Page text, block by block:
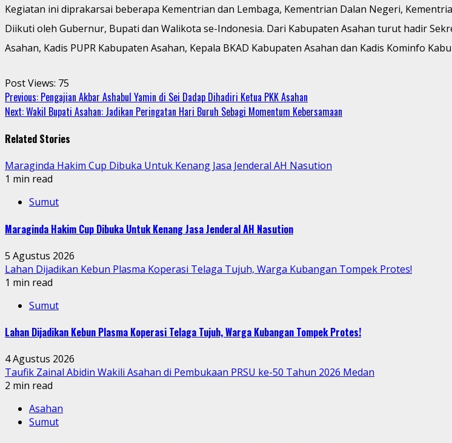
Kegiatan ini diprakarsai beberapa Kementrian dan Lembaga, Kementrian Dalan Negeri,
Diikuti oleh Gubernur, Bupati dan Walikota se-Indonesia. Dari Kabupaten Asahan turut hadir
Asahan, Kadis PUPR Kabupaten Asahan, Kepala BKAD Kabupaten Asahan dan Kadis Kominfo
Post Views: 75
Continue
Reading
Previous: Pengajian Akbar Ashabul Yamin di Sei Dadap Dihadiri Ketua PKK Asahan
Next:Wakil Bupati Asahan: Jadikan Peringatan Hari Buruh Sebagi Momentum Kebersamaan
Related Stories
Maraginda Hakim Cup Dibuka Untuk Kenang Jasa Jenderal AH Nasution
1 min read
Sumut
Maraginda Hakim Cup Dibuka Untuk Kenang Jasa Jenderal AH Nasution
5 Agustus 2026
Lahan Dijadikan Kebun Plasma Koperasi Telaga Tujuh, Warga Kubangan Tompek Protes!
1 min read
Sumut
Lahan Dijadikan Kebun Plasma Koperasi Telaga Tujuh, Warga Kubangan Tompek Protes!
4 Agustus 2026
Taufik Zainal Abidin Wakili Asahan di Pembukaan PRSU ke-50 Tahun 2026 Medan
2 min read
Asahan
Sumut